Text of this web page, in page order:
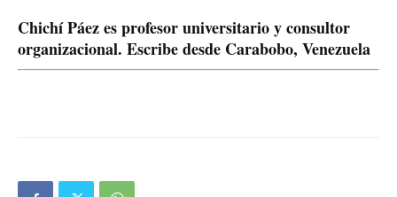
Chichí Páez es profesor universitario y consultor
organizacional. Escribe desde Carabobo, Venezuela